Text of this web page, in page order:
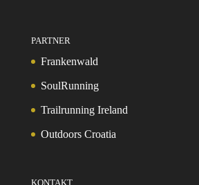
PARTNER
Frankenwald
SoulRunning
Trailrunning Ireland
Outdoors Croatia
KONTAKT